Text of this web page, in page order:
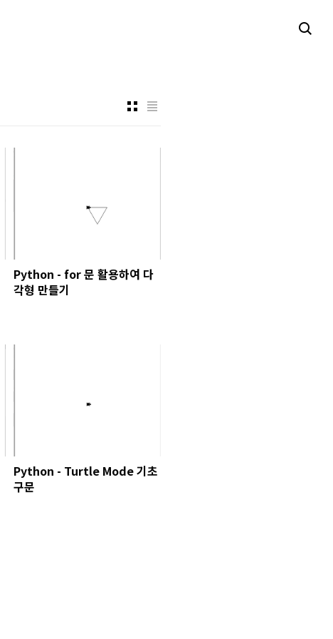
Python - for 문 활용하여 다
각형 만들기
Python - Turtle Mode 기초
구문